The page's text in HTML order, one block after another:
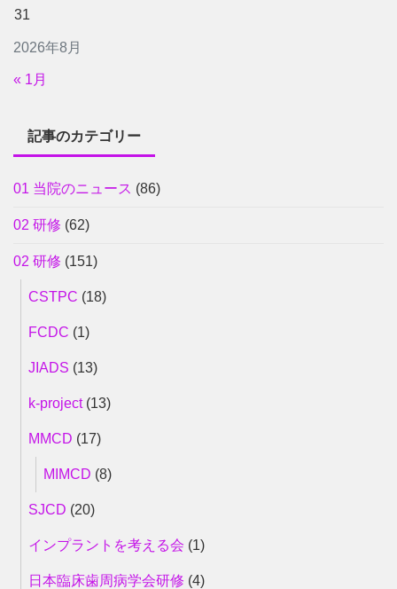
2026年8月
31
« 1月
記事のカテゴリー
01 当院のニュース (86)
02 研修 (62)
02 研修 (151)
CSTPC (18)
FCDC (1)
JIADS (13)
k-project(13)
MMCD (17)
MIMCD (8)
SJCD (20)
インプラントを考える会 (1)
日本臨床歯周病学会研修 (4)